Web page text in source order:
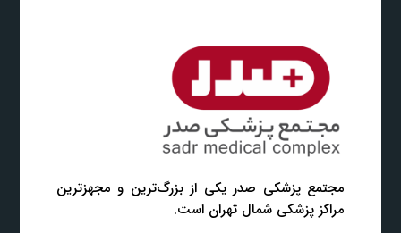
مجتمع پزشکی صدر یکی از بزرگ‌ترین و مجهزترین
مراکز پزشکی شمال تهران است.